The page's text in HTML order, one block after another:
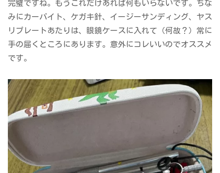
完璧ですね。もうこれだけあれば何もいらないです。ちな
みにカーバイト、ケガキ針、イージーサンディング、ヤス
リプレートあたりは、眼鏡ケースに入れて（何故？）常に
手の届くところにあります。意外にコレいいのでオススメ
です。